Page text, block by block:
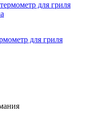
для гриля